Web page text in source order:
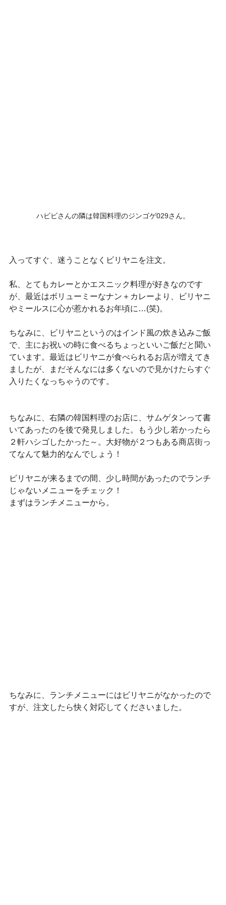
ハビビさんの隣は韓国料理のジンゴゲ029さん。
入ってすぐ、迷うことなくビリヤニを注文。
私、とてもカレーとかエスニック料理が好きなのです
が、最近はボリューミーなナン＋カレーより、ビリヤニ
やミールスに心が惹かれるお年頃に…(笑)。
ちなみに、ビリヤニというのはインド風の炊き込みご飯
で、主にお祝いの時に食べるちょっといいご飯だと聞い
ています。最近はビリヤニが食べられるお店が増えてき
ましたが、まだそんなには多くないので見かけたらすぐ
入りたくなっちゃうのです。
ちなみに、右隣の韓国料理のお店に、サムゲタンって書
いてあったのを後で発見しました。
もう少し若かったら
２軒ハシゴしたかった～。 大好物が２つもある商店街っ
てなんて魅力的なんでしょう！
ビリヤニが来るまでの間、少し時間があったのでランチ
じゃないメニューをチェック！
まずはランチメニューから。
ちなみに、ランチメニューにはビリヤニがなかったので
すが、注文したら快く対応してくださいました。